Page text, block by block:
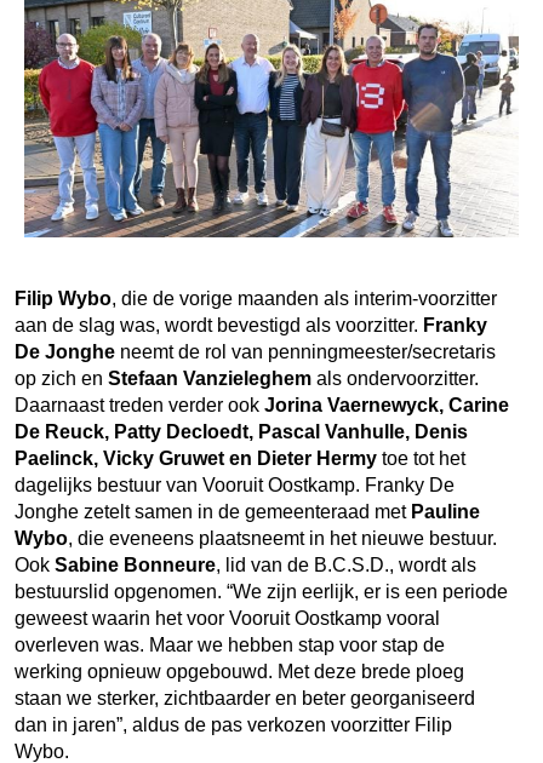
Filip Wybo, die de vorige maanden als interim-voorzitter
aan de slag was, wordt bevestigd als voorzitter. Franky
De Jonghe neemt de rol van penningmeester/secretaris
op zich en Stefaan Vanzieleghem als ondervoorzitter.
Daarnaast treden verder ook Jorina Vaernewyck, Carine
De Reuck, Patty Decloedt, Pascal Vanhulle, Denis
Paelinck, Vicky Gruwet en Dieter Hermy toe tot het
dagelijks bestuur van Vooruit Oostkamp. Franky De
Jonghe zetelt samen in de gemeenteraad met Pauline
Wybo, die eveneens plaatsneemt in het nieuwe bestuur.
Ook Sabine Bonneure, lid van de B.C.S.D., wordt als
bestuurslid opgenomen. “We zijn eerlijk, er is een periode
geweest waarin het voor Vooruit Oostkamp vooral
overleven was. Maar we hebben stap voor stap de
werking opnieuw opgebouwd. Met deze brede ploeg
staan we sterker, zichtbaarder en beter georganiseerd
dan in jaren”, aldus de pas verkozen voorzitter Filip
Wybo.